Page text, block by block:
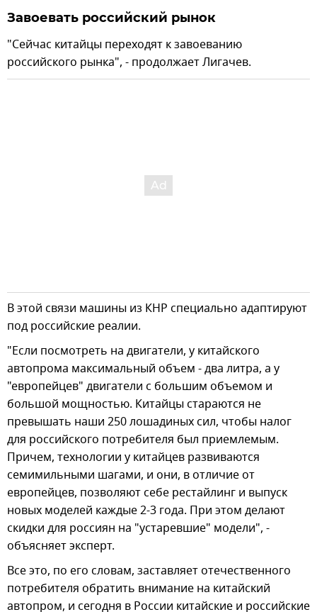
Завоевать российский рынок
"Сейчас китайцы переходят к завоеванию
российского рынка", - продолжает Лигачев.
В этой связи машины из КНР специально адаптируют
под российские реалии.
"Если посмотреть на двигатели, у китайского
автопрома максимальный объем - два литра, а у
"европейцев" двигатели с большим объемом и
большой мощностью. Китайцы стараются не
превышать наши 250 лошадиных сил, чтобы налог
для российского потребителя был приемлемым.
Причем, технологии у китайцев развиваются
семимильными шагами, и они, в отличие от
европейцев, позволяют себе рестайлинг и выпуск
новых моделей каждые 2-3 года. При этом делают
скидки для россиян на "устаревшие" модели", -
объясняет эксперт.
Все это, по его словам, заставляет отечественного
потребителя обратить внимание на китайский
автопром, и сегодня в России китайские и российские